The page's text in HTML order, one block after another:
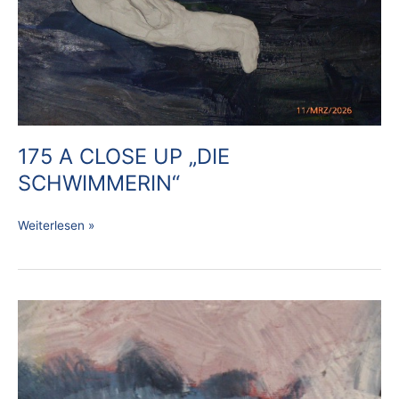
175 A CLOSE UP „DIE
SCHWIMMERIN“
Weiterlesen »
174
A
CLOSE
UP
„ANDERE